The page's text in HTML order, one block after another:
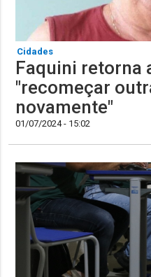
Cidades
Faquini retorna
"recomeçar
novamente"
01/07/2024 - 15:02